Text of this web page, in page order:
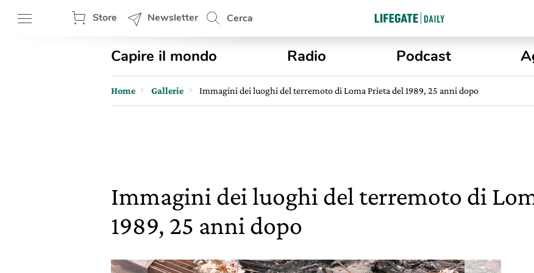
Store Newsletter Cerca
Capire il mondo Radio Podcast
Home Gallerie Immagini dei luoghi del terremoto di Loma Prieta del 1989, 25 anni dopo
Immagini dei luoghi del terremoto di
1989, 25 anni dopo